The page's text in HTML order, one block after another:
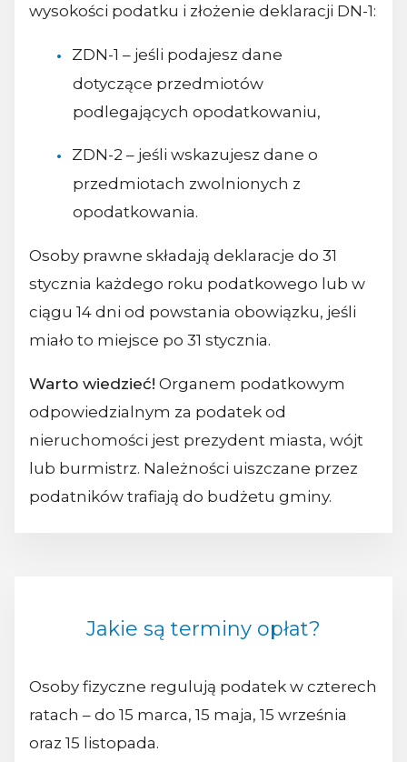
wysokości podatku i złożenie deklaracji DN-1:
ZDN-1 – jeśli podajesz dane
dotyczące przedmiotów
podlegających opodatkowaniu,
ZDN-2 – jeśli wskazujesz dane o
przedmiotach zwolnionych z
opodatkowania.
Osoby prawne składają deklaracje do 31
stycznia każdego roku podatkowego lub w
ciągu 14 dni od powstania obowiązku, jeśli
miało to miejsce po 31 stycznia.
Warto wiedzieć! Organem podatkowym
odpowiedzialnym za podatek od
nieruchomości jest prezydent miasta, wójt
lub burmistrz. Należności uiszczane przez
podatników trafiają do budżetu gminy.
Jakie są terminy opłat?
Osoby fizyczne regulują podatek w czterech
ratach – do 15 marca, 15 maja, 15 września
oraz 15 listopada.